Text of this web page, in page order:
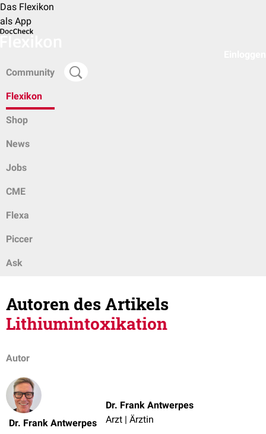
Das Flexikon
als App
Community
Flexikon
Shop
News
Jobs
CME
Flexa
Piccer
Ask
Autoren des Artikels
Lithiumintoxikation
Autor
Dr. Frank Antwerpes
Dr. Frank Antwerpes
Arzt | Ärztin